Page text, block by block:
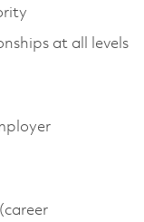
at all levels